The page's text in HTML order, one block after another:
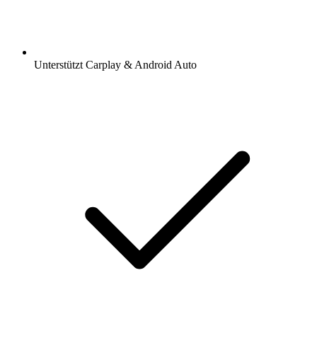
Unterstützt Carplay & Android Auto